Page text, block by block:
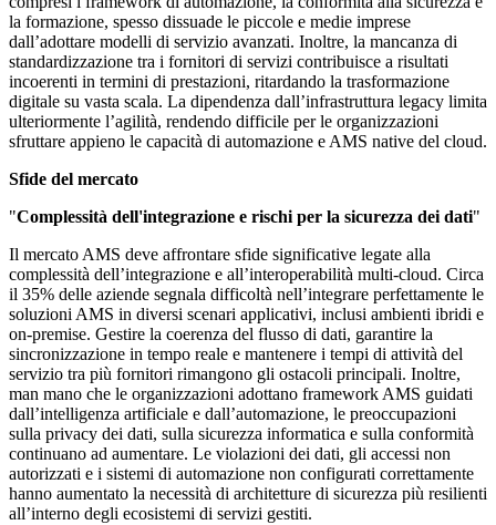
la formazione, spesso dissuade le piccole e medie imprese
dall’adottare modelli di servizio avanzati. Inoltre, la mancanza di
standardizzazione tra i fornitori di servizi contribuisce a risultati
incoerenti in termini di prestazioni, ritardando la trasformazione
digitale su vasta scala. La dipendenza dall’infrastruttura legacy limita
ulteriormente l’agilità, rendendo difficile per le organizzazioni
sfruttare appieno le capacità di automazione e AMS native del cloud.
Sfide del mercato
"Complessità dell'integrazione e rischi per la sicurezza dei dati"
Il mercato AMS deve affrontare sfide significative legate alla
complessità dell’integrazione e all’interoperabilità multi-cloud. Circa
il 35% delle aziende segnala difficoltà nell’integrare perfettamente le
soluzioni AMS in diversi scenari applicativi, inclusi ambienti ibridi e
on-premise. Gestire la coerenza del flusso di dati, garantire la
sincronizzazione in tempo reale e mantenere i tempi di attività del
servizio tra più fornitori rimangono gli ostacoli principali. Inoltre,
man mano che le organizzazioni adottano framework AMS guidati
dall’intelligenza artificiale e dall’automazione, le preoccupazioni
sulla privacy dei dati, sulla sicurezza informatica e sulla conformità
continuano ad aumentare. Le violazioni dei dati, gli accessi non
autorizzati e i sistemi di automazione non configurati correttamente
hanno aumentato la necessità di architetture di sicurezza più resilienti
all’interno degli ecosistemi di servizi gestiti.